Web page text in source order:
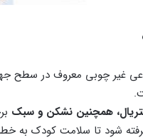
غیر چوبی معروف در سطح
همچنین نشکن و سبک
شود تا سلامت کودک به خطر